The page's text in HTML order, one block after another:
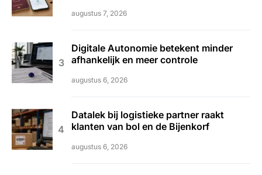
augustus 7, 2026
Digitale Autonomie betekent minder
afhankelijk en meer controle
augustus 6, 2026
Datalek bij logistieke partner raakt
klanten van bol en de Bijenkorf
augustus 6, 2026